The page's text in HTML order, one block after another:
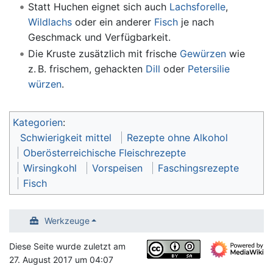
Statt Huchen eignet sich auch Lachsforelle,
Wildlachsoder ein anderer Fischje nach
Geschmack und Verfügbarkeit.
Die Kruste zusätzlich mit frische Gewürzenwie
z. B. frischem, gehackten Dill oder Petersilie
würzen.
Kategorien:
Schwierigkeit mittel
Rezepte ohne Alkohol
Oberösterreichische Fleischrezepte
Wirsingkohl
Vorspeisen
Faschingsrezepte
Fisch
Werkzeuge
Diese Seite wurde zuletzt am
27. August 2017 um 04:07